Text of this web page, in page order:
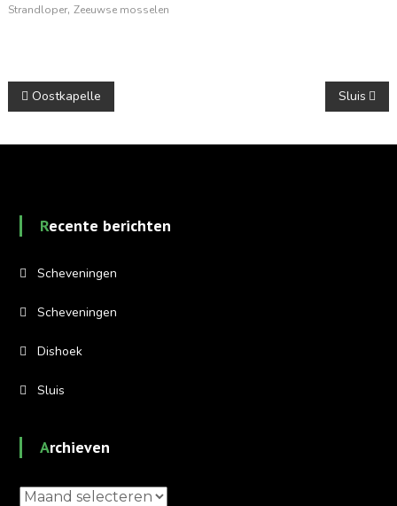
Strandloper, Zeeuwse mosselen
Berichtnavigatie
Oostkapelle Sluis
Recente berichten
Scheveningen
Scheveningen
Dishoek
Sluis
Archieven
Archieven